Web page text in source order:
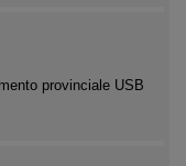
provinciale USB